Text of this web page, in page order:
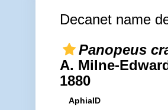
Decanet name
Panopeus
A. Milne-
1880
AphiaID